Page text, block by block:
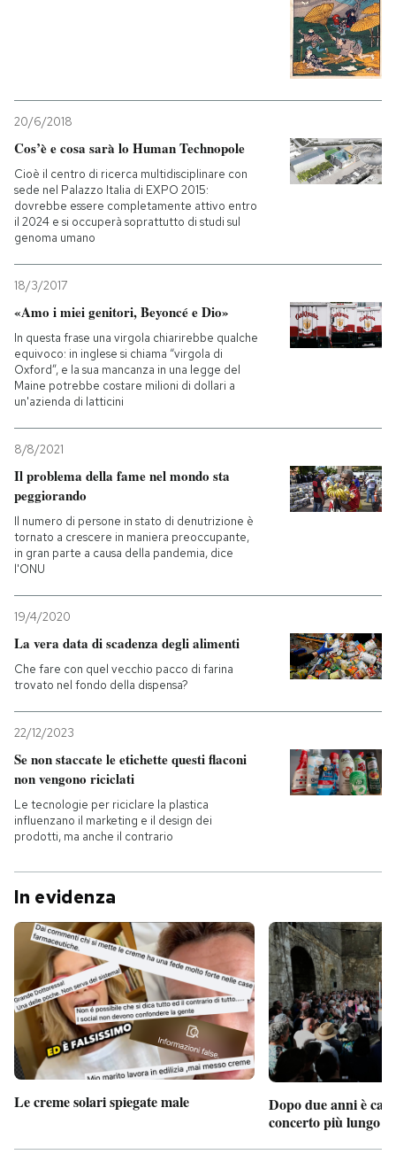
20/6/2018
Cos’è e cosa sarà lo Human Technopole
Cioè il centro di ricerca multidisciplinare con
sede nel Palazzo Italia di EXPO 2015:
dovrebbe essere completamente attivo entro
il 2024 e si occuperà soprattutto di studi sul
genoma umano
18/3/2017
«Amo i miei genitori, Beyoncé e Dio»
In questa frase una virgola chiarirebbe qualche
equivoco: in inglese si chiama “virgola di
Oxford”, e la sua mancanza in una legge del
Maine potrebbe costare milioni di dollari a
un'azienda di latticini
8/8/2021
Il problema della fame nel mondo sta
peggiorando
Il numero di persone in stato di denutrizione è
tornato a crescere in maniera preoccupante,
in gran parte a causa della pandemia, dice
l'ONU
19/4/2020
La vera data di scadenza degli alimenti
Che fare con quel vecchio pacco di farina
trovato nel fondo della dispensa?
22/12/2023
Se non staccate le etichette questi flaconi
non vengono riciclati
Le tecnologie per riciclare la plastica
influenzano il marketing e il design dei
prodotti, ma anche il contrario
In evidenza
Le creme solari spiegate male
Dopo due anni è
concerto più lungo